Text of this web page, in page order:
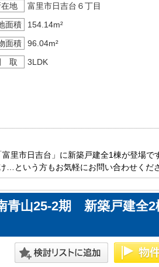
地
富里市日吉台６丁目
面積
154.14m²
面積
96.04m²
取
3LDK
里市日吉台」に新築戸建全1棟が登場
…という方もお気軽にお問い合わせくだ
青山25-2期 新築戸建全2